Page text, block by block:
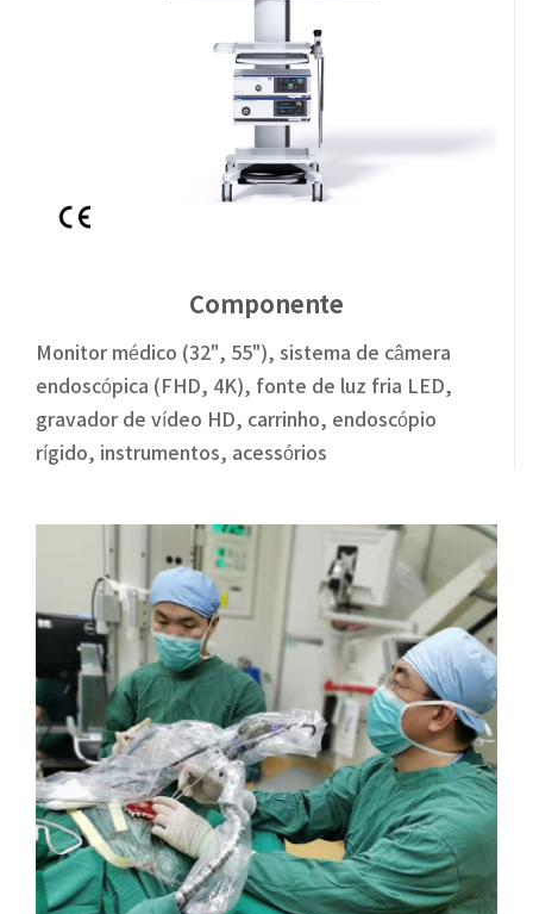
Componente
Monitor médico (32", 55"), sistema de câmera
endoscópica (FHD, 4K), fonte de luz fria LED,
gravador de vídeo HD, carrinho, endoscópio
rígido, instrumentos, acessórios